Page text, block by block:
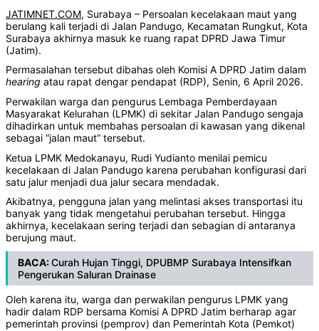
JATIMNET.COM, Surabaya – Persoalan kecelakaan maut yang
berulang kali terjadi di Jalan Pandugo, Kecamatan Rungkut, Kota
Surabaya akhirnya masuk ke ruang rapat DPRD Jawa Timur
(Jatim).
Permasalahan tersebut dibahas oleh Komisi A DPRD Jatim dalam
hearing atau rapat dengar pendapat (RDP), Senin, 6 April 2026.
Perwakilan warga dan pengurus Lembaga Pemberdayaan
Masyarakat Kelurahan (LPMK) di sekitar Jalan Pandugo sengaja
dihadirkan untuk membahas persoalan di kawasan yang dikenal
sebagai “jalan maut” tersebut.
Ketua LPMK Medokanayu, Rudi Yudianto menilai pemicu
kecelakaan di Jalan Pandugo karena perubahan konfigurasi dari
satu jalur menjadi dua jalur secara mendadak.
Akibatnya, pengguna jalan yang melintasi akses transportasi itu
banyak yang tidak mengetahui perubahan tersebut. Hingga
akhirnya, kecelakaan sering terjadi dan sebagian di antaranya
berujung maut.
BACA:Curah Hujan Tinggi, DPUBMP Surabaya Intensifkan
Pengerukan Saluran Drainase
Oleh karena itu, warga dan perwakilan pengurus LPMK yang
hadir dalam RDP bersama Komisi A DPRD Jatim berharap agar
pemerintah provinsi (pemprov) dan Pemerintah Kota (Pemkot)